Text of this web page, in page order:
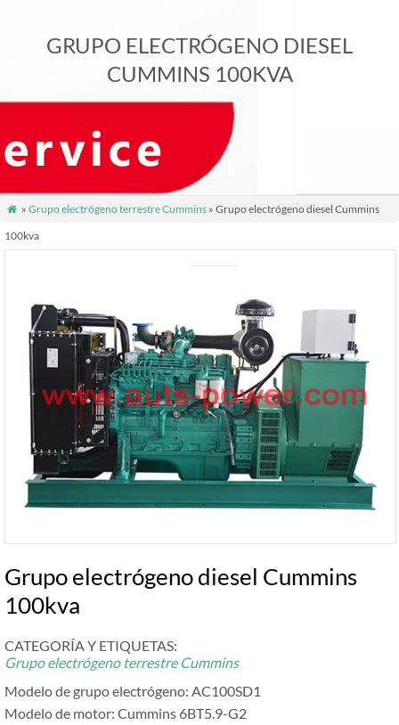
GRUPO ELECTRÓGENO DIESEL
CUMMINS 100KVA
 » Grupo electrógeno terrestre Cummins» Grupo electrógeno diesel Cummins
100kva
Grupo electrógeno diesel Cummins
100kva
CATEGORÍA Y ETIQUETAS:
Grupo electrógeno terrestre Cummins
Modelo de grupo electrógeno: AC100SD1
Modelo de motor: Cummins 6BT5.9-G2